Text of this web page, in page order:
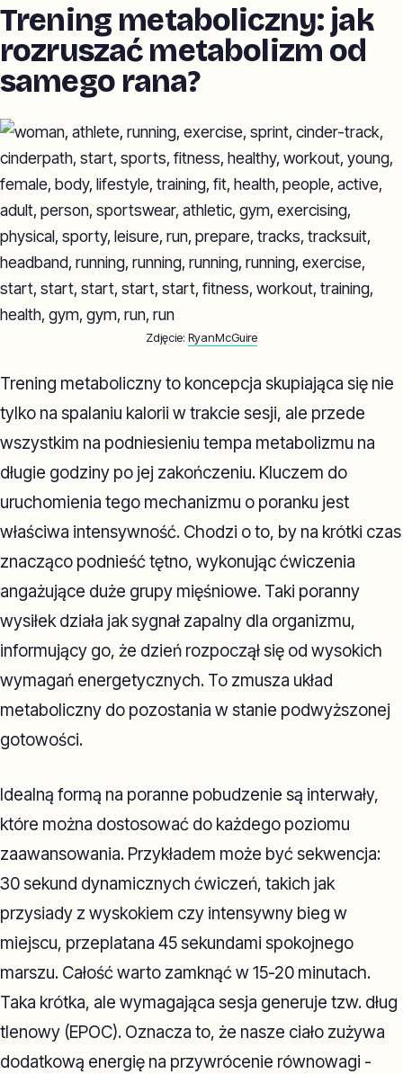
Trening metaboliczny: jak
rozruszać metabolizm od
samego rana?
Zdjęcie: RyanMcGuire
Trening metaboliczny to koncepcja skupiająca się nie
tylko na spalaniu kalorii w trakcie sesji, ale przede
wszystkim na podniesieniu tempa metabolizmu na
długie godziny po jej zakończeniu. Kluczem do
uruchomienia tego mechanizmu o poranku jest
właściwa intensywność. Chodzi o to, by na krótki czas
znacząco podnieść tętno, wykonując ćwiczenia
angażujące duże grupy mięśniowe. Taki poranny
wysiłek działa jak sygnał zapalny dla organizmu,
informujący go, że dzień rozpoczął się od wysokich
wymagań energetycznych. To zmusza układ
metaboliczny do pozostania w stanie podwyższonej
gotowości.
Idealną formą na poranne pobudzenie są interwały,
które można dostosować do każdego poziomu
zaawansowania. Przykładem może być sekwencja:
30 sekund dynamicznych ćwiczeń, takich jak
przysiady z wyskokiem czy intensywny bieg w
miejscu, przeplatana 45 sekundami spokojnego
marszu. Całość warto zamknąć w 15-20 minutach.
Taka krótka, ale wymagająca sesja generuje tzw. dług
tlenowy (EPOC). Oznacza to, że nasze ciało zużywa
dodatkową energię na przywrócenie równowagi -